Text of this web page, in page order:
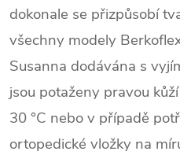
dokonale se přizpůsobí
všechny modely
Susanna dodávána s
jsou potaženy pravou
30 °C nebo v případě
ortopedické vložky na